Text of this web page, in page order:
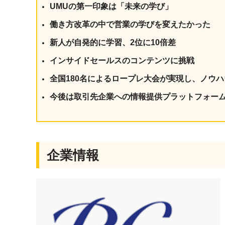
UMUの第一印象は「未来の学び」
働き方改革の中で営業の学びを変えたかった
新人が自発的に学習、2位に10倍差
インサイドセールスのコンテンツに挑戦
全国180名によるロープレ大会が実現し、ノウ
今後は取引先企業への情報提供プラットフォー
企業情報